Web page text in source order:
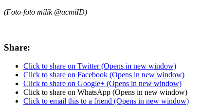
(Foto-foto milik @acmiID)
Share:
Click to share on Twitter (Opens in new window)
Click to share on Facebook (Opens in new window)
Click to share on Google+ (Opens in new window)
Click to share on WhatsApp (Opens in new window)
Click to email this to a friend (Opens in new window)